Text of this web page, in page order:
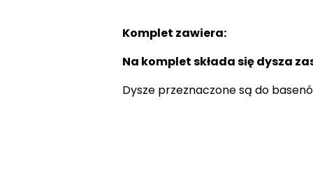
Komplet zawiera:
Na komplet składa się dysza
Dysze przeznaczone są do